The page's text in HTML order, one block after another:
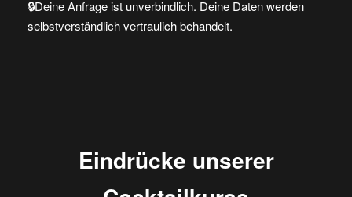
🔒Deine Anfrage ist unverbindlich. Deine Daten werden
selbstverständlich vertraulich behandelt.
Eindrücke unserer